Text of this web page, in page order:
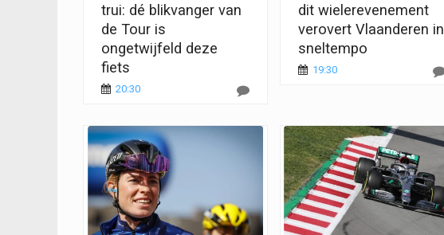
trui: dé blikvanger van
de Tour is
ongetwijfeld deze
fiets
20:30
dit wielerevenement
verovert Vlaanderen in
sneltempo
19:30